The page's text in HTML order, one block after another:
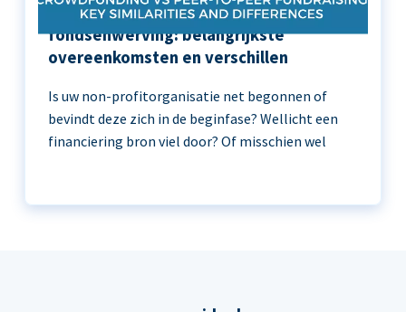
Crowdfunding versus peer-to-peer
fondsenwerving: belangrijkste
overeenkomsten en verschillen
Is uw non-profitorganisatie net begonnen of
bevindt deze zich in de beginfase? Wellicht een
financiering bron viel door? Of misschien wel